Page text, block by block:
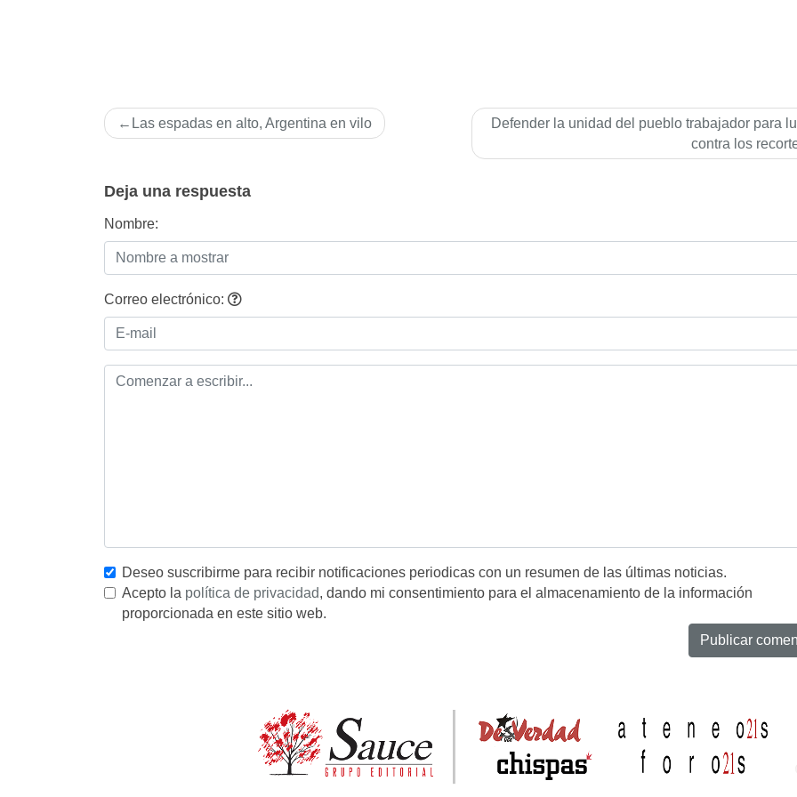
Navegación
de
Las espadas en alto, Argentina en vilo
Defender la unidad del pueblo trabajador para
contra los
Deja una respuesta
Nombre:
Correo electrónico:
Deseo suscribirme para recibir notificaciones periodicas con un resumen de las últimas noticias.
Acepto la política de privacidad, dando mi consentimiento para el almacenamiento de la información
proporcionada en este sitio web.